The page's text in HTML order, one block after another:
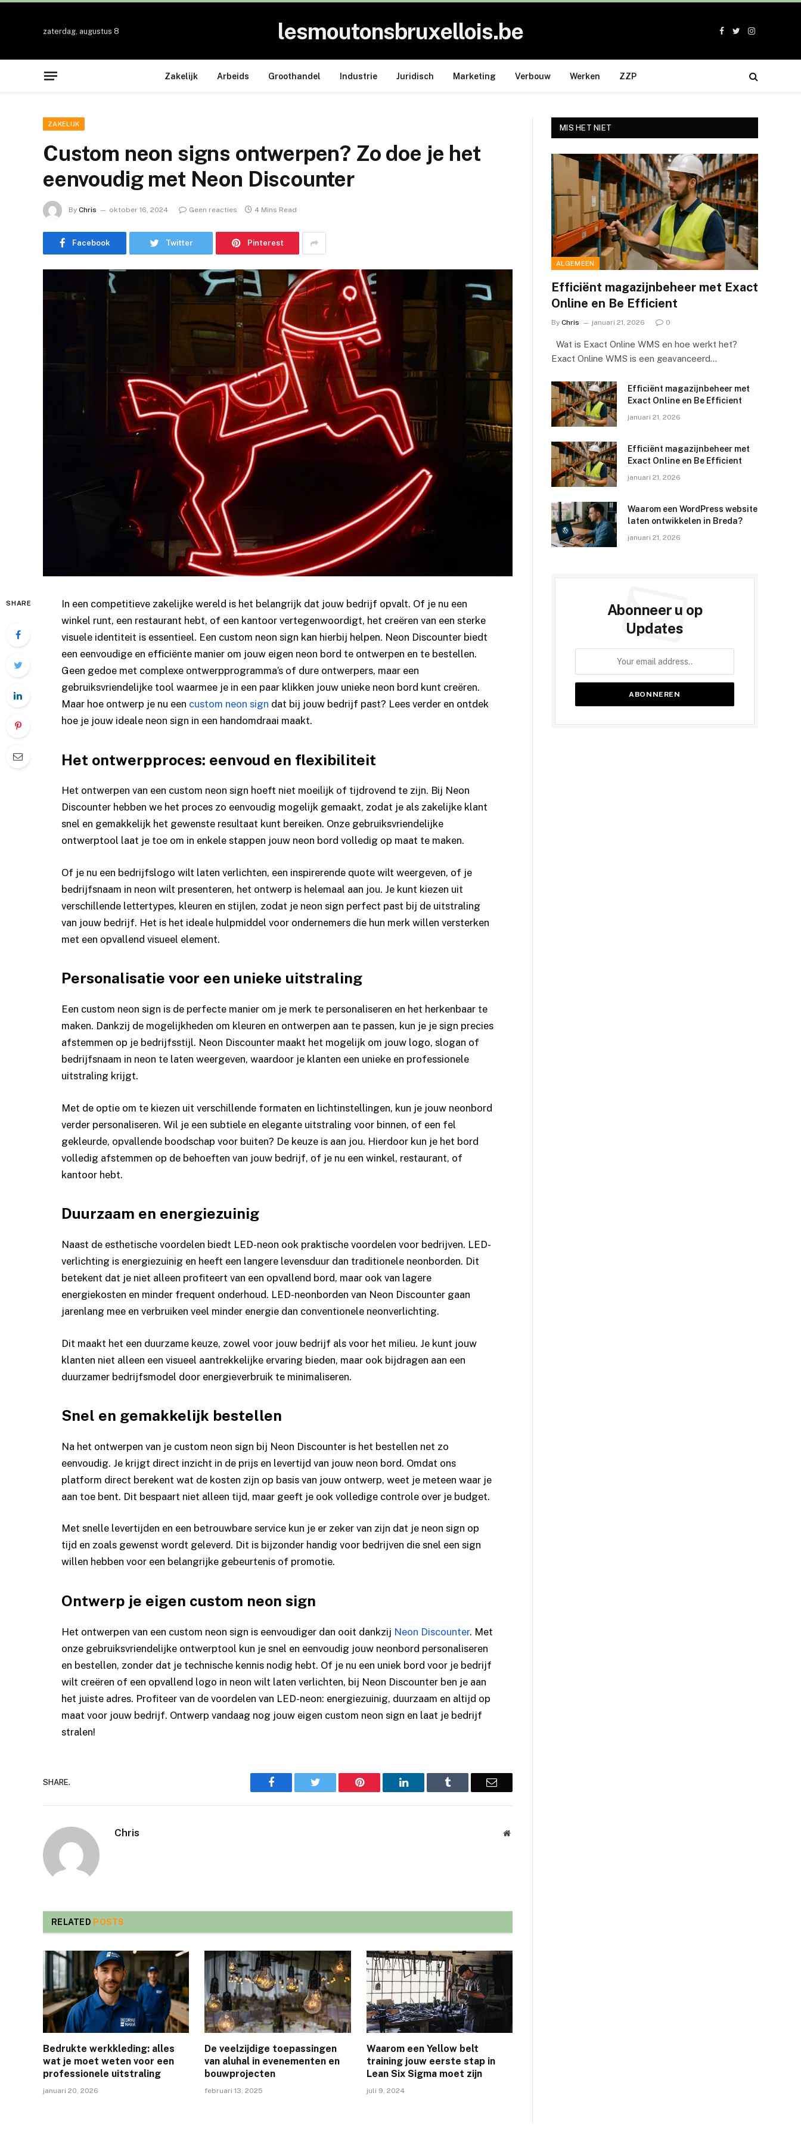
zaterdag, augustus 8 lesmoutonsbruxellois.be Facebook
TwitterInstagram
Zakelijk Arbeids Groothandel Industrie Juridisch Marketing Verbouw Werken ZZP
ZAKELIJK
Custom neon signs ontwerpen? Zo doe je het
eenvoudig met Neon Discounter
By Chris oktober 16, 2024 Geen reacties 4 Mins Read
Facebook Twitter Pinterest
SHARE
In een competitieve zakelijke wereld is het belangrijk dat jouw bedrijf opvalt. Of je nu een
winkel runt, een restaurant hebt, of een kantoor vertegenwoordigt, het creëren van een sterke
visuele identiteit is essentieel. Een custom neon sign kan hierbij helpen. Neon Discounter biedt
een eenvoudige en efficiënte manier om jouw eigen neon bord te ontwerpen en te bestellen.
Geen gedoe met complexe ontwerpprogramma’s of dure ontwerpers, maar een
gebruiksvriendelijke tool waarmee je in een paar klikken jouw unieke neon bord kunt creëren.
Maar hoe ontwerp je nu een custom neon sign dat bij jouw bedrijf past? Lees verder en ontdek
hoe je jouw ideale neon sign in een handomdraai maakt.
Het ontwerpproces: eenvoud en flexibiliteit
Het ontwerpen van een custom neon sign hoeft niet moeilijk of tijdrovend te zijn. Bij Neon
Discounter hebben we het proces zo eenvoudig mogelijk gemaakt, zodat je als zakelijke klant
snel en gemakkelijk het gewenste resultaat kunt bereiken. Onze gebruiksvriendelijke
ontwerptool laat je toe om in enkele stappen jouw neon bord volledig op maat te maken.
Of je nu een bedrijfslogo wilt laten verlichten, een inspirerende quote wilt weergeven, of je
bedrijfsnaam in neon wilt presenteren, het ontwerp is helemaal aan jou. Je kunt kiezen uit
verschillende lettertypes, kleuren en stijlen, zodat je neon sign perfect past bij de uitstraling
van jouw bedrijf. Het is het ideale hulpmiddel voor ondernemers die hun merk willen versterken
met een opvallend visueel element.
Personalisatie voor een unieke uitstraling
Een custom neon sign is de perfecte manier om je merk te personaliseren en het herkenbaar te
maken. Dankzij de mogelijkheden om kleuren en ontwerpen aan te passen, kun je je sign precies
afstemmen op je bedrijfsstijl. Neon Discounter maakt het mogelijk om jouw logo, slogan of
bedrijfsnaam in neon te laten weergeven, waardoor je klanten een unieke en professionele
uitstraling krijgt.
Met de optie om te kiezen uit verschillende formaten en lichtinstellingen, kun je jouw neonbord
verder personaliseren. Wil je een subtiele en elegante uitstraling voor binnen, of een fel
gekleurde, opvallende boodschap voor buiten? De keuze is aan jou. Hierdoor kun je het bord
volledig afstemmen op de behoeften van jouw bedrijf, of je nu een winkel, restaurant, of
kantoor hebt.
Duurzaam en energiezuinig
Naast de esthetische voordelen biedt LED-neon ook praktische voordelen voor bedrijven. LED-
verlichting is energiezuinig en heeft een langere levensduur dan traditionele neonborden. Dit
betekent dat je niet alleen profiteert van een opvallend bord, maar ook van lagere
energiekosten en minder frequent onderhoud. LED-neonborden van Neon Discounter gaan
jarenlang mee en verbruiken veel minder energie dan conventionele neonverlichting.
Dit maakt het een duurzame keuze, zowel voor jouw bedrijf als voor het milieu. Je kunt jouw
klanten niet alleen een visueel aantrekkelijke ervaring bieden, maar ook bijdragen aan een
duurzamer bedrijfsmodel door energieverbruik te minimaliseren.
Snel en gemakkelijk bestellen
Na het ontwerpen van je custom neon sign bij Neon Discounter is het bestellen net zo
eenvoudig. Je krijgt direct inzicht in de prijs en levertijd van jouw neon bord. Omdat ons
platform direct berekent wat de kosten zijn op basis van jouw ontwerp, weet je meteen waar je
aan toe bent. Dit bespaart niet alleen tijd, maar geeft je ook volledige controle over je budget.
Met snelle levertijden en een betrouwbare service kun je er zeker van zijn dat je neon sign op
tijd en zoals gewenst wordt geleverd. Dit is bijzonder handig voor bedrijven die snel een sign
willen hebben voor een belangrijke gebeurtenis of promotie.
Ontwerp je eigen custom neon sign
Het ontwerpen van een custom neon sign is eenvoudiger dan ooit dankzij Neon Discounter. Met
onze gebruiksvriendelijke ontwerptool kun je snel en eenvoudig jouw neonbord personaliseren
en bestellen, zonder dat je technische kennis nodig hebt. Of je nu een uniek bord voor je bedrijf
wilt creëren of een opvallend logo in neon wilt laten verlichten, bij Neon Discounter ben je aan
het juiste adres. Profiteer van de voordelen van LED-neon: energiezuinig, duurzaam en altijd op
maat voor jouw bedrijf. Ontwerp vandaag nog jouw eigen custom neon sign en laat je bedrijf
stralen!
SHARE. Facebook Twitter Pinterest LinkedIn Tumblr Email
Chris Website
RELATED POSTS
Bedrukte werkkleding: alles
wat je moet weten voor een
professionele uitstraling
januari 20, 2026
De veelzijdige toepassingen
van aluhal in evenementen en
bouwprojecten
februari 13, 2025
Waarom een Yellow belt
training jouw eerste stap in
Lean Six Sigma moet zijn
juli 9, 2024
MIS HET NIET
ALGEMEEN
Efficiënt magazijnbeheer met Exact
Online en Be Efficient
By Chris januari 21, 2026 0
Wat is Exact Online WMS en hoe werkt het?
Exact Online WMS is een geavanceerd…
Efficiënt magazijnbeheer met
Exact Online en Be Efficient
januari 21, 2026
Efficiënt magazijnbeheer met
Exact Online en Be Efficient
januari 21, 2026
Waarom een WordPress website
laten ontwikkelen in Breda?
januari 21, 2026
Abonneer u op
Updates